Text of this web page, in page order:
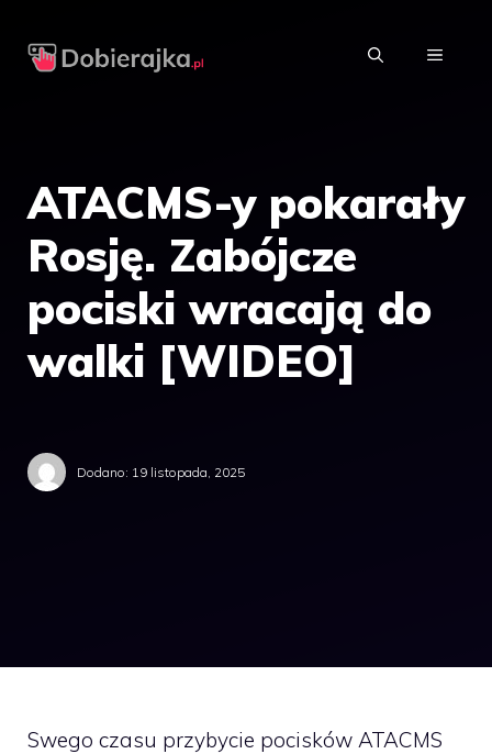
MENU
ATACMS-y pokarały
Rosję. Zabójcze
pociski wracają do
walki [WIDEO]
Dodano: 19 listopada, 2025
Swego czasu przybycie pocisków ATACMS